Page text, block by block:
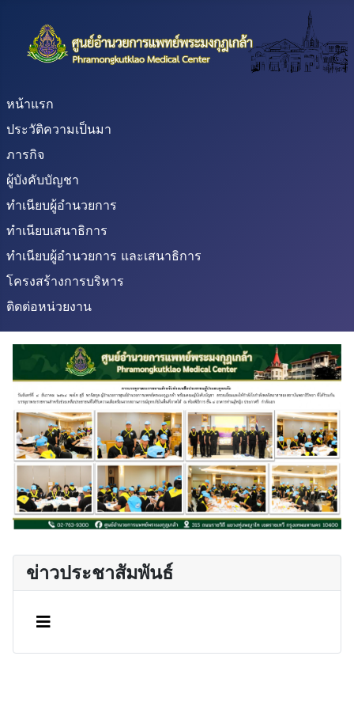
หน้าแรก
ประวัติความเป็นมา
ภารกิจ
ผู้บังคับบัญชา
ทำเนียบผู้อำนวยการ
ทำเนียบเสนาธิการ
ทำเนียบผู้อำนวยการ และเสนาธิการ
โครงสร้างการบริหาร
ติดต่อหน่วยงาน
ข่าวประชาสัมพันธ์